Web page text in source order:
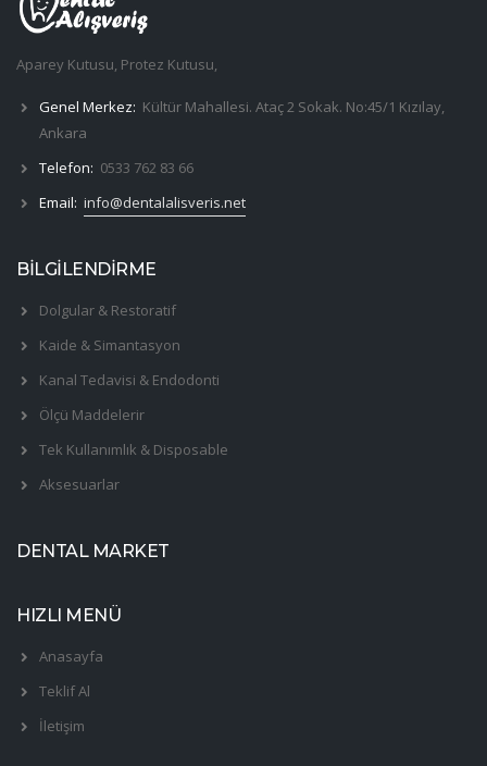
Aparey Kutusu, Protez Kutusu,
Genel Merkez: Kültür Mahallesi. Ataç 2 Sokak. No:45/1 Kızılay,
Ankara
Telefon: 0533 762 83 66
Email: info@dentalalisveris.net
BİLGİLENDİRME
Dolgular & Restoratif
Kaide & Simantasyon
Kanal Tedavisi & Endodonti
Ölçü Maddelerir
Tek Kullanımlık & Disposable
Aksesuarlar
DENTAL MARKET
HIZLI MENÜ
Anasayfa
Teklif Al
İletişim